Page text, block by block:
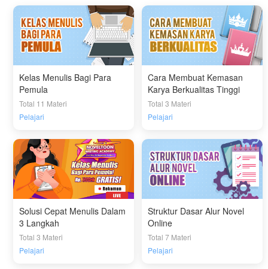
Kelas Menulis Bagi Para
Pemula
Total 11 Materi
Pelajari
Cara Membuat Kemasan
Karya Berkualitas Tinggi
Total 3 Materi
Pelajari
Solusi Cepat Menulis Dalam
3 Langkah
Total 3 Materi
Pelajari
Struktur Dasar Alur Novel
Online
Total 7 Materi
Pelajari